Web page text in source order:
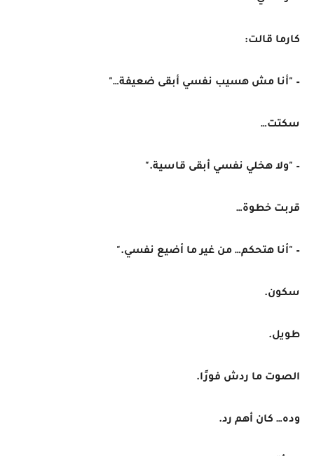
كارما قالت:
– "أنا مش هسيب نفسي أبقى ضعيفة…"
سكتت…
– "ولا هخلي نفسي أبقى قاسية."
قربت خطوة…
– "أنا هتحكم… من غير ما أضيع نفسي."
سكون.
طويل.
الصوت ما ردش فورًا.
وده… كان أهم رد.